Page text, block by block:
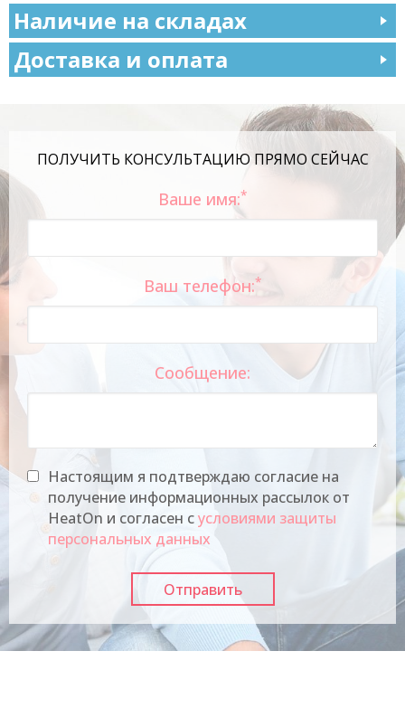
Наличие на складах
Доставка и оплата
ПОЛУЧИТЬ КОНСУЛЬТАЦИЮ ПРЯМО СЕЙЧАС
Ваше имя:*
Ваш телефон:*
Сообщение:
Настоящим я подтверждаю согласие на
получение информационных рассылок от
HeatOn и согласен сусловиями защиты
персональных данных